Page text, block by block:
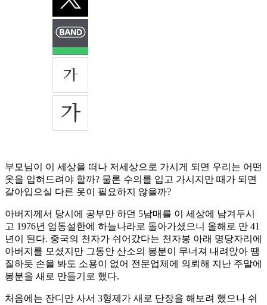
부모님이 이 세상을 떠나 저세상으로 가시게 되면 우리는 어떤
옷을 입혀드려야 할까? 물론 수의를 입고 가시지만 때가 되면
갈아입으실 다른 옷이 필요하지 않을까?
아버지께서 당시에 공부만 하던 5남매를 이 세상에 남겨두시
고 1976년 엄동설한에 하늘나라로 돌아가셨으니 올해로 만 41
년이 된다. 중국의 천자가 쉬어갔다는 천자봉 아래 명당자리에
아버지를 모셨지만 그동안 산소의 봉분이 무너져 내려앉아 땜
질하듯 손을 봐도 소용이 없어 전문업체에 의뢰해 지난 주말에
봉분을 새로 만들기로 했다.
처음에는 잔디만 사서 3형제가 새로 단장을 해보려 했으나 쉬